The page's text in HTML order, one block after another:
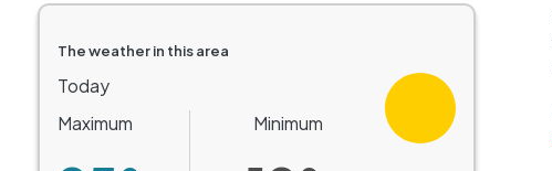
The weather in this area
Today
Maximum
Minimum